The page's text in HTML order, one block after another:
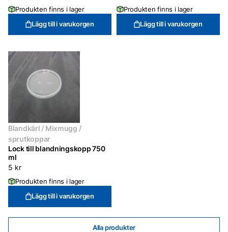
Alla produkter
Produkten finns i lager
Lägg till i varukorgen
Produkten finns i lager
Lägg till i varukorgen
Blandkärl / Mixmugg /
sprutkoppar
Lock till blandningskopp 750
ml
5 kr
Produkten finns i lager
Lägg till i varukorgen